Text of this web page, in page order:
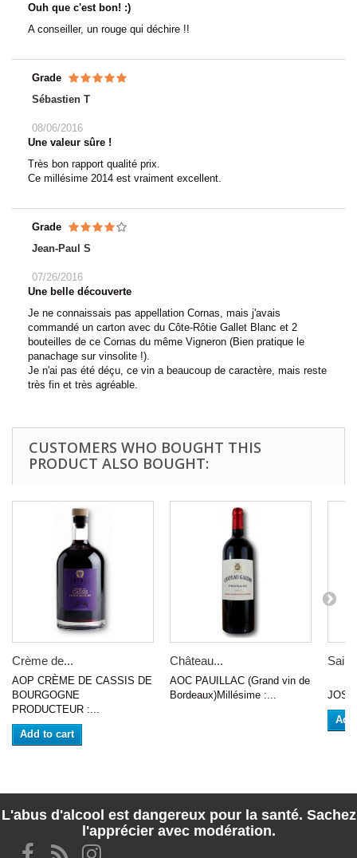
Ouh que c'est bon! :)
A conseiller, un rouge qui déchire !!
Grade
Sébastien T
08/06/2016
Une valeur sûre !
Très bon rapport qualité prix.
Ce millésime 2014 est vraiment excellent.
Grade
Jean-Paul S
07/26/2016
Une belle découverte
Je ne connaissais pas appellation Cornas, mais j'avais
commandé un carton avec du Côte-Rôtie Gallet Blanc et 2
bouteilles de ce Cornas du même Vigneron (Bien pratique le
panachage sur vinsolite !).
Je n'ai pas été déçu, ce vin a beaucoup de caractère, mais reste
très fin et très agréable.
CUSTOMERS WHO BOUGHT THIS
PRODUCT ALSO BOUGHT:
Crème de...
AOP CRÈME DE CASSIS DE
BOURGOGNE
PRODUCTEUR :...
Add to cart
Château...
AOC PAUILLAC (Grand vin de
Bordeaux)Millésime :...
L'abus d'alcool est dangereux pour la santé. Sachez
l'apprécier avec modération.